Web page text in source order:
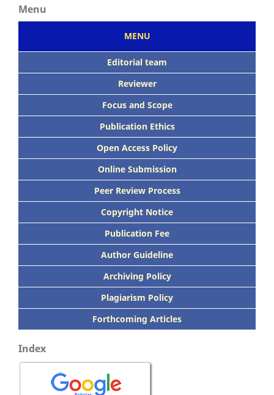
Menu
MENU
Editorial team
Reviewer
Focus and Scope
Publication Ethics
Open Access Policy
Online Submission
Peer Review Process
Copyright Notice
Publication Fee
Author Guideline
Archiving Policy
Plagiarism Policy
Forthcoming Articles
Index